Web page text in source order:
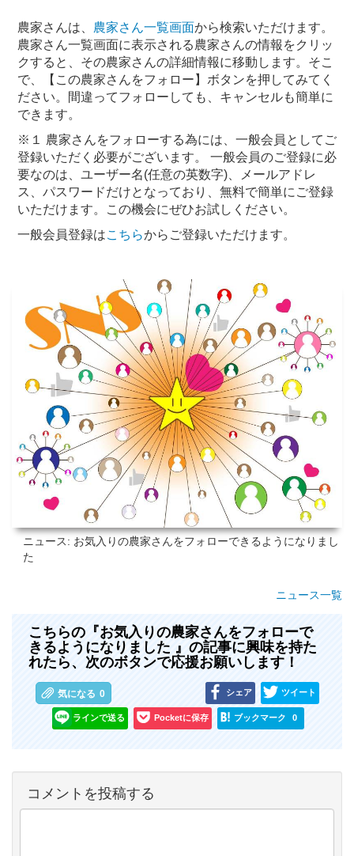
農家さんは、 農家さん一覧画面から検索いただけます。
農家さん一覧画面に表示される農家さんの情報をクリッ
クすると、その農家さんの詳細情報に移動します。そこ
で、【この農家さんをフォロー】ボタンを押してみてく
ださい。間違ってフォローしても、キャンセルも簡単に
できます。
※１ 農家さんをフォローする為には、一般会員としてご
登録いただく必要がございます。 一般会員のご登録に必
要なのは、ユーザー名(任意の英数字)、メールアドレ
ス、パスワードだけとなっており、無料で簡単にご登録
いただけます。この機会にぜひお試しください。
一般会員登録はこちらからご登録いただけます。
ニュース: お気入りの農家さんをフォローできるようになりまし
た
ニュース一覧
こちらの『お気入りの農家さんをフォローで
きるようになりました 』の記事に興味を持た
れたら、次のボタンで応援お願いします！
気になる 0 シェア ツイート
ラインで送る Pocketに保存 ブックマーク 0
コメントを投稿する